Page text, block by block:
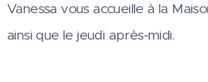
Vanessa vous accueille à la
ainsi que le jeudi après-midi.